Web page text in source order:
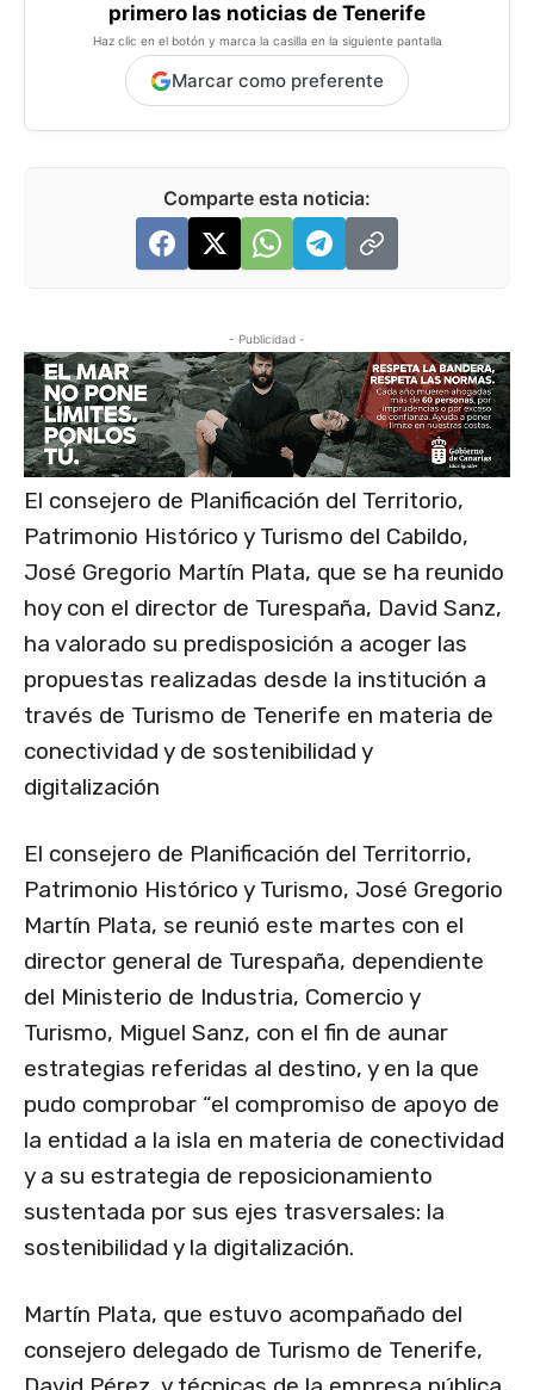
primero las noticias de Tenerife
Haz clic en el botón y marca la casilla en la siguiente pantalla
Marcar como preferente
Comparte esta noticia:
- Publicidad -
El consejero de Planificación del Territorio,
Patrimonio Histórico y Turismo del Cabildo,
José Gregorio Martín Plata, que se ha reunido
hoy con el director de Turespaña, David Sanz,
ha valorado su predisposición a acoger las
propuestas realizadas desde la institución a
través de Turismo de Tenerife en materia de
conectividad y de sostenibilidad y
digitalización
El consejero de Planificación del Territorrio,
Patrimonio Histórico y Turismo, José Gregorio
Martín Plata, se reunió este martes con el
director general de Turespaña, dependiente
del Ministerio de Industria, Comercio y
Turismo, Miguel Sanz, con el fin de aunar
estrategias referidas al destino, y en la que
pudo comprobar “el compromiso de apoyo de
la entidad a la isla en materia de conectividad
y a su estrategia de reposicionamiento
sustentada por sus ejes trasversales: la
sostenibilidad y la digitalización.
Martín Plata, que estuvo acompañado del
consejero delegado de Turismo de Tenerife,